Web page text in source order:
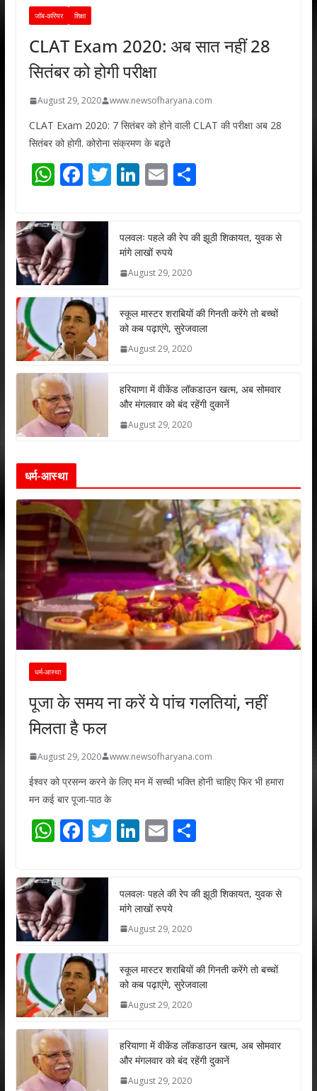
जॉब-करियर शिक्षा
CLAT Exam 2020: अब सात नहीं 28
सितंबर को होगी परीक्षा
August 29, 2020 www.newsofharyana.com
CLAT Exam 2020: 7 सितंबर को होने वाली CLAT की परीक्षा अब 28
सितंबर को होगी. कोरोना संक्रमण के बढ़ते
W
at
s
A
p
p
F
e
b
o
k
T
er
Li
e
dI
n
E
l
S
e
पलवलः पहले की रेप की झूठी शिकायत, युवक से
मांगे लाखों रुपये
August 29, 2020
स्कूल मास्टर शराबियों की गिनती करेंगे तो बच्चों
को कब पढ़ाएंगे, सुरेजवाला
August 29, 2020
हरियाणा में वीकेंड लॉकडाउन खत्म, अब सोमवार
और मंगलवार को बंद रहेंगी दुकानें
August 29, 2020
धर्म-आस्था
धर्म-आस्था
पूजा के समय ना करें ये पांच गलतियां, नहीं
मिलता है फल
August 29, 2020 www.newsofharyana.com
ईश्वर को प्रसन्न करने के लिए मन में सच्ची भक्ति होनी चाहिए फिर भी हमारा
मन कई बार पूजा-पाठ के
W
at
s
A
p
p
F
e
b
o
k
T
er
Li
e
dI
n
E
l
S
e
पलवलः पहले की रेप की झूठी शिकायत, युवक से
मांगे लाखों रुपये
August 29, 2020
स्कूल मास्टर शराबियों की गिनती करेंगे तो बच्चों
को कब पढ़ाएंगे, सुरेजवाला
August 29, 2020
हरियाणा में वीकेंड लॉकडाउन खत्म, अब सोमवार
और मंगलवार को बंद रहेंगी दुकानें
August 29, 2020